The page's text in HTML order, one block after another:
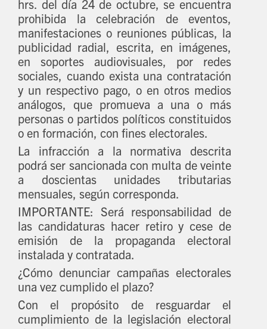
hrs. del día 24 de octubre, se encuentra
prohibida la celebración de eventos,
manifestaciones o reuniones públicas, la
publicidad radial, escrita, en imágenes,
en soportes audiovisuales, por redes
sociales, cuando exista una contratación
y un respectivo pago, o en otros medios
análogos, que promueva a una o más
personas o partidos políticos constituidos
o en formación, con fines electorales.
La infracción a la normativa descrita
podrá ser sancionada con multa de veinte
a doscientas unidades tributarias
mensuales, según corresponda.
IMPORTANTE: Será responsabilidad de
las candidaturas hacer retiro y cese de
emisión de la propaganda electoral
instalada y contratada.
¿Cómo denunciar campañas electorales
una vez cumplido el plazo?
Con el propósito de resguardar el
cumplimiento de la legislación electoral